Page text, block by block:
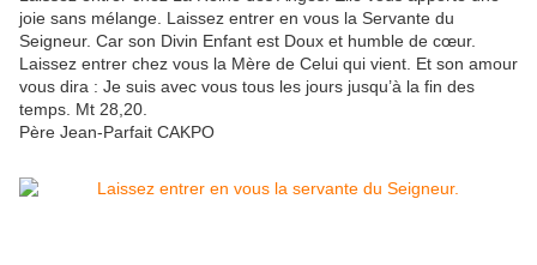
joie sans mélange. Laissez entrer en vous la Servante du
Seigneur. Car son Divin Enfant est Doux et humble de cœur.
Laissez entrer chez vous la Mère de Celui qui vient. Et son amour
vous dira : Je suis avec vous tous les jours jusqu’à la fin des
temps. Mt 28,20.
Père Jean-Parfait CAKPO